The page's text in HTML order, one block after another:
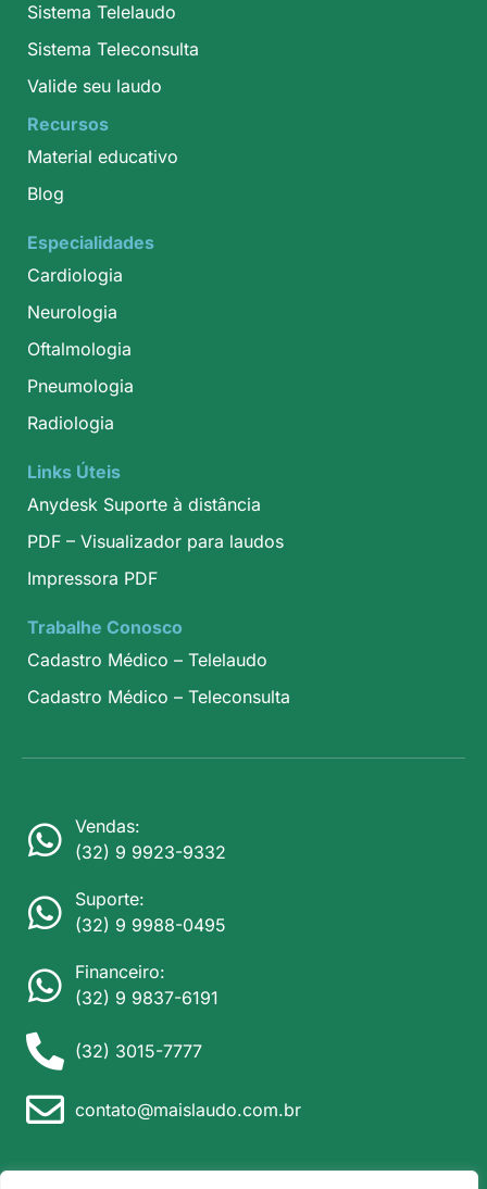
Sistema Telelaudo
Sistema Teleconsulta
Valide seu laudo
Recursos
Material educativo
Blog
Especialidades
Cardiologia
Neurologia
Oftalmologia
Pneumologia
Radiologia
Links Úteis
Anydesk Suporte à distância
PDF – Visualizador para laudos
Impressora PDF
Trabalhe Conosco
Cadastro Médico – Telelaudo
Cadastro Médico – Teleconsulta
Vendas:
(32) 9 9923-9332
Suporte:
(32) 9 9988-0495
Financeiro:
(32) 9 9837-6191
(32) 3015-7777
contato@maislaudo.com.br